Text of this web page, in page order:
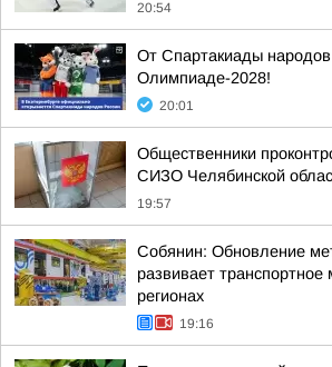
20:54
От Спартакиады
Олимпиаде-2028!
20:01
Общественники
СИЗО Челябинской
19:57
Собянин: Обновление
развивает
регионах
19:16